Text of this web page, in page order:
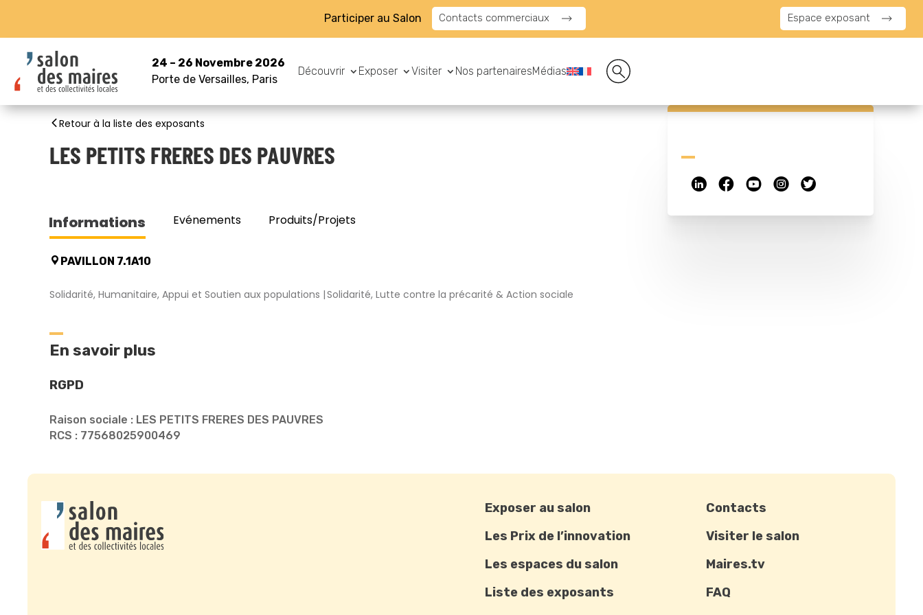
Participer au Salon Contacts commerciaux Espace exposant
24 – 26 Novembre 2026
Porte de Versailles, Paris
Découvrir Exposer Visiter Nos partenairesMédias
Retour à la liste des exposants
LES PETITS FRERES DES PAUVRES
Informations Evénements Produits/Projets
PAVILLON 7.1A10
Solidarité, Humanitaire, Appui et Soutien aux populations Solidarité, Lutte contre la précarité & Action sociale
En savoir plus
RGPD
Raison sociale : LES PETITS FRERES DES PAUVRES
RCS : 77568025900469
Exposer au salon
Les Prix de l’innovation
Les espaces du salon
Liste des exposants
Contacts
Visiter le salon
Maires.tv
FAQ